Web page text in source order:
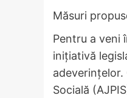
Măsuri
Pentru a veni
inițiativă
Socială